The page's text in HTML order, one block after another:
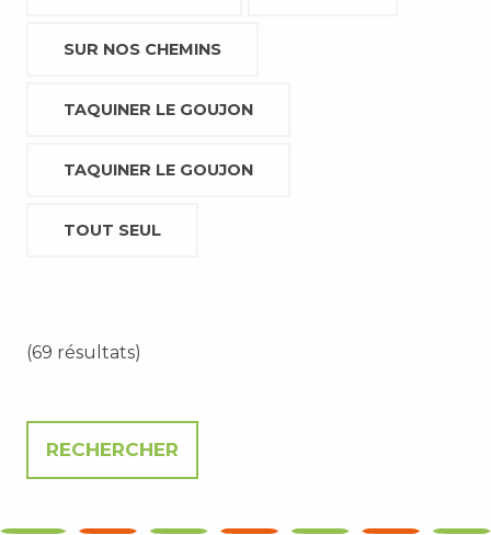
SUR NOS CHEMINS
TAQUINER LE GOUJON
TAQUINER LE GOUJON
TOUT SEUL
(69 résultats)